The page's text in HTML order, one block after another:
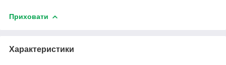
Приховати
Характеристики